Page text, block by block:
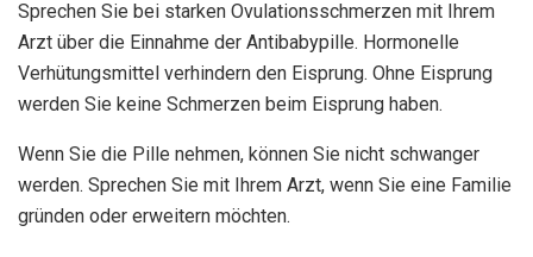
Sprechen Sie bei starken Ovulationsschmerzen mit Ihrem
Arzt über die Einnahme der Antibabypille. Hormonelle
Verhütungsmittel verhindern den Eisprung. Ohne Eisprung
werden Sie keine Schmerzen beim Eisprung haben.
Wenn Sie die Pille nehmen, können Sie nicht schwanger
werden. Sprechen Sie mit Ihrem Arzt, wenn Sie eine Familie
gründen oder erweitern möchten.